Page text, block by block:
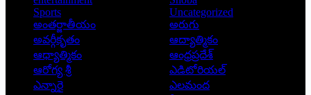
Sports
Uncategorized
అంతర్జాతీయం
అరుగు
అవర్గీకృతం
ఆద్యాత్మికం
ఆధ్యాత్మికం
ఆంధ్రప్రదేశ్
ఆరోగ్య శ్రీ
ఎడిటోరియల్
ఎన్నారై
ఎలమంద